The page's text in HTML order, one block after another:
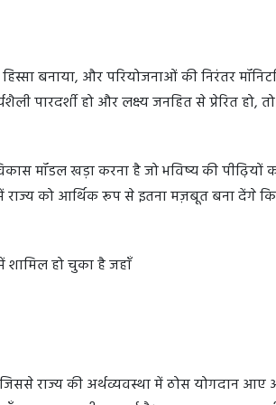
बनाया, और परियोजनाओं की निरंतर
पारदर्शी हो और लक्ष्य जनहित से प्रेरित हो, तो
मॉडल खड़ा करना है जो भविष्य की पीढ़ियों
को आर्थिक रूप से इतना मज़बूत बना देंगे
शामिल हो चुका है जहाँ
जिससे राज्य की अर्थव्यवस्था में ठोस योगदान आए